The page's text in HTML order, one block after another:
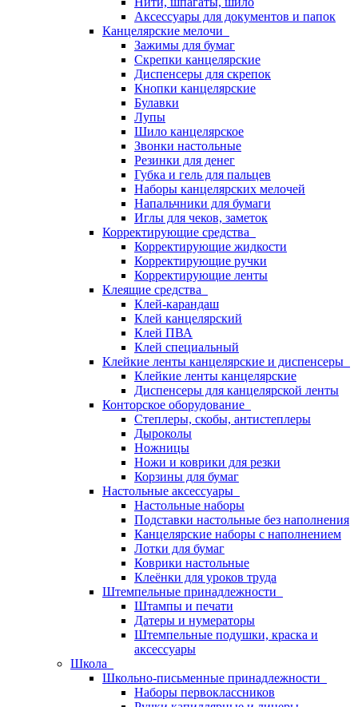
Аксессуары для документов и папок
Канцелярские мелочи
Зажимы для бумаг
Скрепки канцелярские
Диспенсеры для скрепок
Кнопки канцелярские
Булавки
Лупы
Шило канцелярское
Звонки настольные
Резинки для денег
Губка и гель для пальцев
Наборы канцелярских мелочей
Напальчники для бумаги
Иглы для чеков, заметок
Корректирующие средства
Корректирующие жидкости
Корректирующие ручки
Корректирующие ленты
Клеящие средства
Клей-карандаш
Клей канцелярский
Клей ПВА
Клей специальный
Клейкие ленты канцелярские и диспенсеры
Клейкие ленты канцелярские
Диспенсеры для канцелярской ленты
Конторское оборудование
Степлеры, скобы, антистеплеры
Дыроколы
Ножницы
Ножи и коврики для резки
Корзины для бумаг
Настольные аксессуары
Настольные наборы
Подставки настольные без наполнения
Канцелярские наборы с наполнением
Лотки для бумаг
Коврики настольные
Клеёнки для уроков труда
Штемпельные принадлежности
Штампы и печати
Датеры и нумераторы
Штемпельные подушки, краска и
аксессуары
Школа
Школьно-письменные принадлежности
Наборы первоклассников